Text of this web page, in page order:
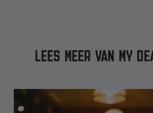
LEES MEER VAN MY